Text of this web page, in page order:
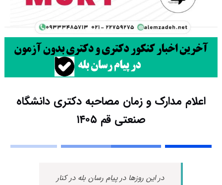
اعلام مدارک و زمان مصاحبه دکتری دانشگاه
صنعتی قم ۱۴۰۵
در این روزها در پیام رسان بله در کنار